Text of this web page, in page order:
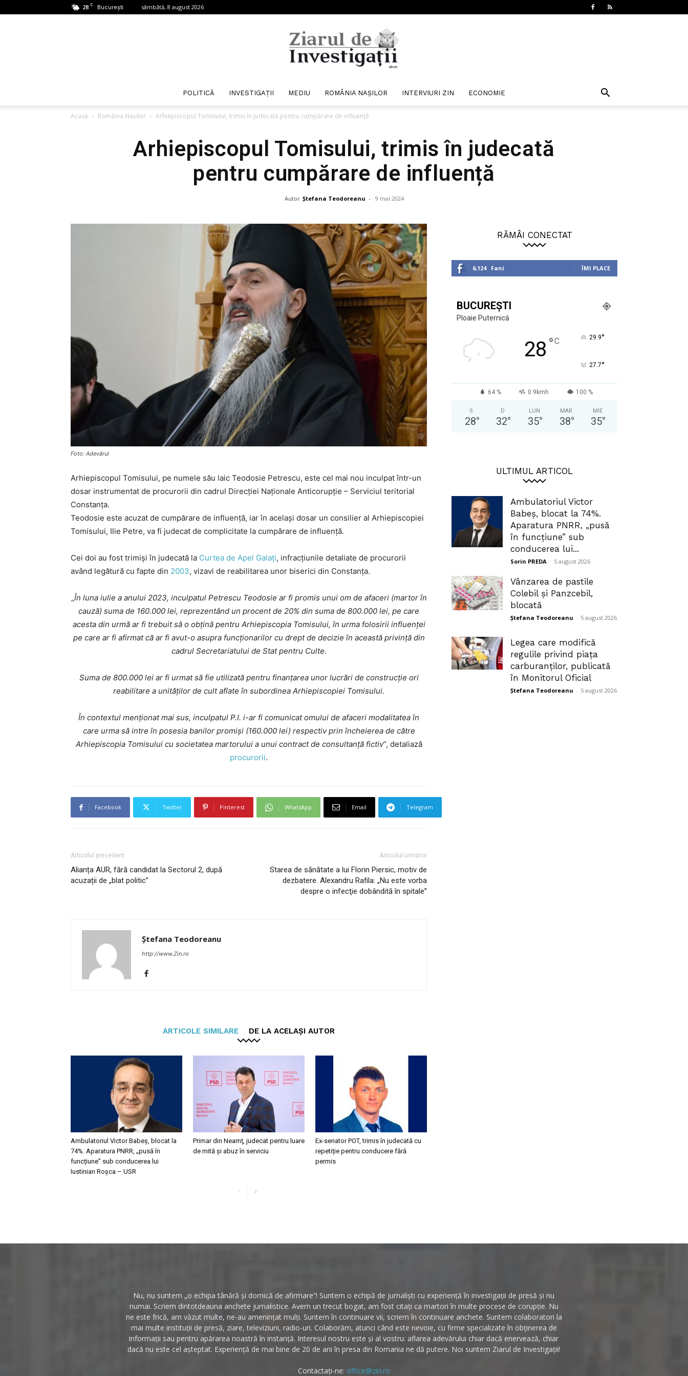
28 C București sâmbătă, 8 august 2026
de
Investigații
POLITICĂ INVESTIGAȚII MEDIU ROMÂNIA NAȘILOR INTERVIURI ZIN ECONOMIE
Acasă România Nașilor Arhiepiscopul Tomisului, trimis în judecată pentru cumpărare de influență
Arhiepiscopul Tomisului, trimis în judecată
pentru cumpărare de influență
Autor Ștefana Teodoreanu - 9 mai 2024
Foto: Adevărul
Arhiepiscopul Tomisului, pe numele său laic Teodosie Petrescu, este cel mai nou inculpat într-un
dosar instrumentat de procurorii din cadrul Direcției Naționale Anticorupție – Serviciul teritorial
Constanța.
Teodosie este acuzat de cumpărare de influență, iar în același dosar un consilier al Arhiepiscopiei
Tomisului, Ilie Petre, va fi judecat de complicitate la cumpărare de influență.
Cei doi au fost trimiși în judecată la Curtea de Apel Galați, infracțiunile detaliate de procurorii
având legătură cu fapte din 2003, vizavi de reabilitarea unor biserici din Constanța.
„În luna iulie a anului 2023, inculpatul Petrescu Teodosie ar fi promis unui om de afaceri (martor în
cauză) suma de 160.000 lei, reprezentând un procent de 20% din suma de 800.000 lei, pe care
acesta din urmă ar fi trebuit să o obțină pentru Arhiepiscopia Tomisului, în urma folosirii influenței
pe care ar fi afirmat că ar fi avut-o asupra funcționarilor cu drept de decizie în această privință din
cadrul Secretariatului de Stat pentru Culte.
Suma de 800.000 lei ar fi urmat să fie utilizată pentru finanțarea unor lucrări de construcție ori
reabilitare a unităților de cult aflate în subordinea Arhiepiscopiei Tomisului.
În contextul menționat mai sus, inculpatul P.I. i-ar fi comunicat omului de afaceri modalitatea în
care urma să intre în posesia banilor promiși (160.000 lei) respectiv prin încheierea de către
Arhiepiscopia Tomisului cu societatea martorului a unui contract de consultanță fictiv”, detaliază
procurorii.
Facebook Twitter Pinterest WhatsApp Email Telegram
Articolul precedent
Alianța AUR, fără candidat la Sectorul 2, după
acuzații de „blat politic”
Articolul următor
Starea de sănătate a lui Florin Piersic, motiv de
dezbatere. Alexandru Rafila: „Nu este vorba
despre o infecţie dobândită în spitale”
Ștefana Teodoreanu
http://www.Zin.ro
ARTICOLE SIMILARE DE LA ACELAȘI AUTOR
Ambulatoriul Victor Babeș, blocat la
74%. Aparatura PNRR, „pusă în
funcțiune” sub conducerea lui
Iustinian Roșca – USR
Primar din Neamț, judecat pentru luare
de mită și abuz în serviciu
Ex-senator POT, trimis în judecată cu
repetiție pentru conducere fără
permis
RĂMÂI CONECTAT
6,124 Fani ÎMI PLACE
BUCUREȘTI
Ploaie Puternică
28 °C 29.9°
27.7°
64 % 0.9kmh 100 %
S
28°
D
32°
LUN
35°
MAR
38°
MIE
35°
ULTIMUL ARTICOL
Ambulatoriul Victor
Babeș, blocat la 74%.
Aparatura PNRR, „pusă
în funcțiune” sub
conducerea lui...
Sorin PREDA - 5 august 2026
Vânzarea de pastile
Colebil și Panzcebil,
blocată
Ștefana Teodoreanu - 5 august 2026
Legea care modifică
regulile privind piața
carburanților, publicată
în Monitorul Oficial
Ștefana Teodoreanu - 5 august 2026
Nu, nu suntem „o echipa tânără și dornică de afirmare”! Suntem o echipă de jurnaliști cu experiență în investigații de presă și nu
numai. Scriem dintotdeauna anchete jurnalistice. Avem un trecut bogat, am fost citați ca martori în multe procese de corupție. Nu
ne este frică, am văzut multe, ne-au amenințat mulți. Suntem în continuare vii, scriem în continuare anchete. Suntem colaboratori la
mai multe instituții de presă, ziare, televiziuni, radio-uri. Colaborăm, atunci când este nevoie, cu firme specializate în obținerea de
informații sau pentru apărarea noastră în instanță. Interesul nostru este și al vostru: aflarea adevărului chiar dacă enervează, chiar
dacă nu este cel așteptat. Experiență de mai bine de 20 de ani în presa din Romania ne dă putere. Noi suntem Ziarul de Investigații!
Contactați-ne: office@zin.ro